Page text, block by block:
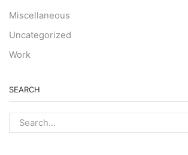
Miscellaneous
Uncategorized
Work
SEARCH